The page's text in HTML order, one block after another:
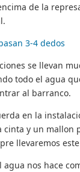
de la
se llevan
todo el agua
al barranco.
en la
cinta y un mallon
llevaremos
agua nos hace